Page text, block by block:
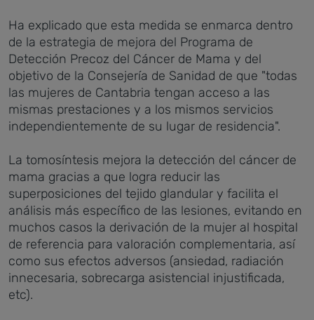
Ha explicado que esta medida se enmarca dentro
de la estrategia de mejora del Programa de
Detección Precoz del Cáncer de Mama y del
objetivo de la Consejería de Sanidad de que "todas
las mujeres de Cantabria tengan acceso a las
mismas prestaciones y a los mismos servicios
independientemente de su lugar de residencia".
La tomosíntesis mejora la detección del cáncer de
mama gracias a que logra reducir las
superposiciones del tejido glandular y facilita el
análisis más específico de las lesiones, evitando en
muchos casos la derivación de la mujer al hospital
de referencia para valoración complementaria, así
como sus efectos adversos (ansiedad, radiación
innecesaria, sobrecarga asistencial injustificada,
etc).